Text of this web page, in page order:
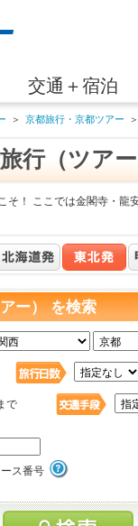
交通＋宿泊
＞ 京都旅行・京都ツアー ＞
行（ツア
そ！ ここでは金閣寺・龍
ー） を検索
で
ス番号